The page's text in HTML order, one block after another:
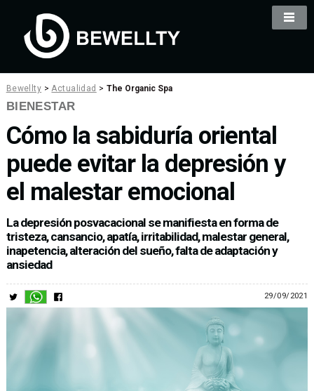
Bewellty >Actualidad >The Organic Spa
BIENESTAR
Cómo la sabiduría oriental
puede evitar la depresión y
el malestar emocional
La depresión posvacacional se manifiesta en forma de
tristeza, cansancio, apatía, irritabilidad, malestar general,
inapetencia, alteración del sueño, falta de adaptación y
ansiedad
29/09/2021